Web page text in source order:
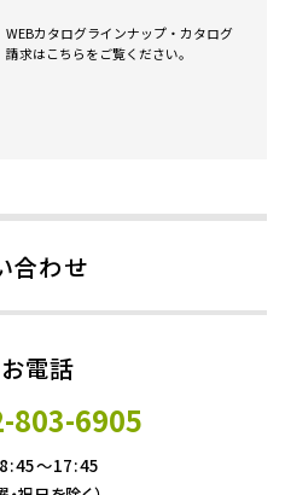
WEBカタログラインナップ・カタログ
請求はこちらをご覧ください。
合わせ
お電話
803-6905
～17:45